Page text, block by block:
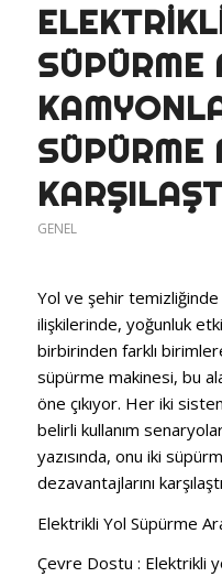
SÜPÜRME
SÜPÜRME
GENEL
Yol ve şehir temizliğinde
ilişkilerinde, yoğunluk
birbirinden farklı
süpürme makinesi, bu
öne çıkıyor. Her iki
belirli kullanım
yazısında, onu iki
dezavantajlarını
Elektrikli Yol Süpürme
Çevre Dostu : Elektrikli